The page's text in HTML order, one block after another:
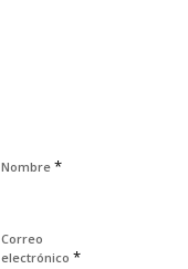
Nombre *
Correo
electrónico *